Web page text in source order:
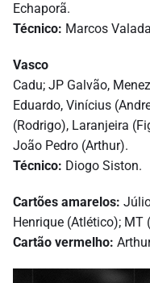
Echaporã.
Técnico: Marcos
Vasco
Cadu; JP Galvão,
Eduardo, Vinícius
(Rodrigo), Laranjeira
João Pedro (Arthur).
Técnico: Diogo Siston.
Cartões amarelos:
Henrique (Atlético); MT
Cartão vermelho: